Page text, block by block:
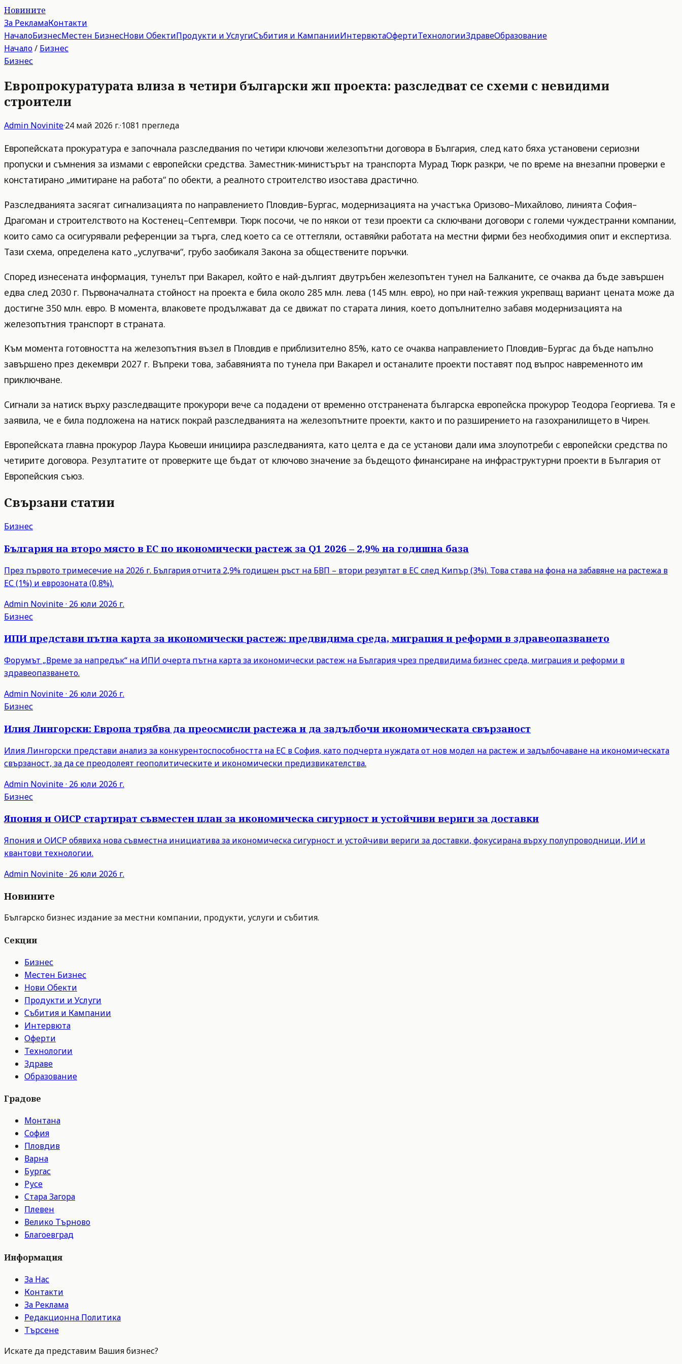
Новините
За РекламаКонтакти
НачалоБизнесМестен БизнесНови ОбектиПродукти и УслугиСъбития и КампанииИнтервютаОфертиТехнологииЗдравеОбразование
Начало/ Бизнес
Бизнес
Европрокуратурата влиза в четири български жп проекта: разследват се схеми с невидими
строители
Admin Novinite·24 май 2026 г.·1081 прегледа
Европейската прокуратура е започнала разследвания по четири ключови железопътни договора в България, след като бяха установени сериозни
пропуски и съмнения за измами с европейски средства. Заместник-министърът на транспорта Мурад Тюрк разкри, че по време на внезапни проверки е
констатирано „имитиране на работа“ по обекти, а реалното строителство изостава драстично.
Разследванията засягат сигнализацията по направлението Пловдив–Бургас, модернизацията на участъка Оризово–Михайлово, линията София–
Драгоман и строителството на Костенец–Септември. Тюрк посочи, че по някои от тези проекти са сключвани договори с големи чуждестранни компании,
които само са осигурявали референции за търга, след което са се оттегляли, оставяйки работата на местни фирми без необходимия опит и експертиза.
Тази схема, определена като „услугвачи“, грубо заобикаля Закона за обществените поръчки.
Според изнесената информация, тунелът при Вакарел, който е най-дългият двутръбен железопътен тунел на Балканите, се очаква да бъде завършен
едва след 2030 г. Първоначалната стойност на проекта е била около 285 млн. лева (145 млн. евро), но при най-тежкия укрепващ вариант цената може да
достигне 350 млн. евро. В момента, влаковете продължават да се движат по старата линия, което допълнително забавя модернизацията на
железопътния транспорт в страната.
Към момента готовността на железопътния възел в Пловдив е приблизително 85%, като се очаква направлението Пловдив–Бургас да бъде напълно
завършено през декември 2027 г. Въпреки това, забавянията по тунела при Вакарел и останалите проекти поставят под въпрос навременното им
приключване.
Сигнали за натиск върху разследващите прокурори вече са подадени от временно отстранената българска европейска прокурор Теодора Георгиева. Тя е
заявила, че е била подложена на натиск покрай разследванията на железопътните проекти, както и по разширението на газохранилището в Чирен.
Европейската главна прокурор Лаура Кьовеши инициира разследванията, като целта е да се установи дали има злоупотреби с европейски средства по
четирите договора. Резултатите от проверките ще бъдат от ключово значение за бъдещото финансиране на инфраструктурни проекти в България от
Европейския съюз.
Свързани статии
Бизнес
България на второ място в ЕС по икономически растеж за Q1 2026 – 2,9% на годишна база
През първото тримесечие на 2026 г. България отчита 2,9% годишен ръст на БВП – втори резултат в ЕС след Кипър (3%). Това става на фона на забавяне на растежа в
ЕС (1%) и еврозоната (0,8%).
Admin Novinite· 26 юли 2026 г.
Бизнес
ИПИ представи пътна карта за икономически растеж: предвидима среда, миграция и реформи в здравеопазването
Форумът „Време за напредък“ на ИПИ очерта пътна карта за икономически растеж на България чрез предвидима бизнес среда, миграция и реформи в
здравеопазването.
Admin Novinite· 26 юли 2026 г.
Бизнес
Илия Лингорски: Европа трябва да преосмисли растежа и да задълбочи икономическата свързаност
Илия Лингорски представи анализ за конкурентоспособността на ЕС в София, като подчерта нуждата от нов модел на растеж и задълбочаване на икономическата
свързаност, за да се преодолеят геополитическите и икономически предизвикателства.
Admin Novinite· 26 юли 2026 г.
Бизнес
Япония и ОИСР стартират съвместен план за икономическа сигурност и устойчиви вериги за доставки
Япония и ОИСР обявиха нова съвместна инициатива за икономическа сигурност и устойчиви вериги за доставки, фокусирана върху полупроводници, ИИ и
квантови технологии.
Admin Novinite· 26 юли 2026 г.
Новините
Българско бизнес издание за местни компании, продукти, услуги и събития.
Секции
Бизнес
Местен Бизнес
Нови Обекти
Продукти и Услуги
Събития и Кампании
Интервюта
Оферти
Технологии
Здраве
Образование
Градове
Монтана
София
Пловдив
Варна
Бургас
Русе
Стара Загора
Плевен
Велико Търново
Благоевград
Информация
За Нас
Контакти
За Реклама
Редакционна Политика
Търсене
Искате да представим Вашия бизнес?